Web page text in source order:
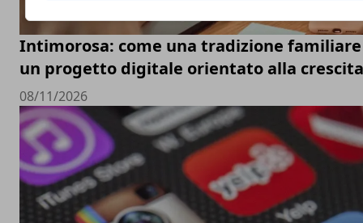
Intimorosa: come una tradizione
un progetto digitale orientato alla
08/11/2026